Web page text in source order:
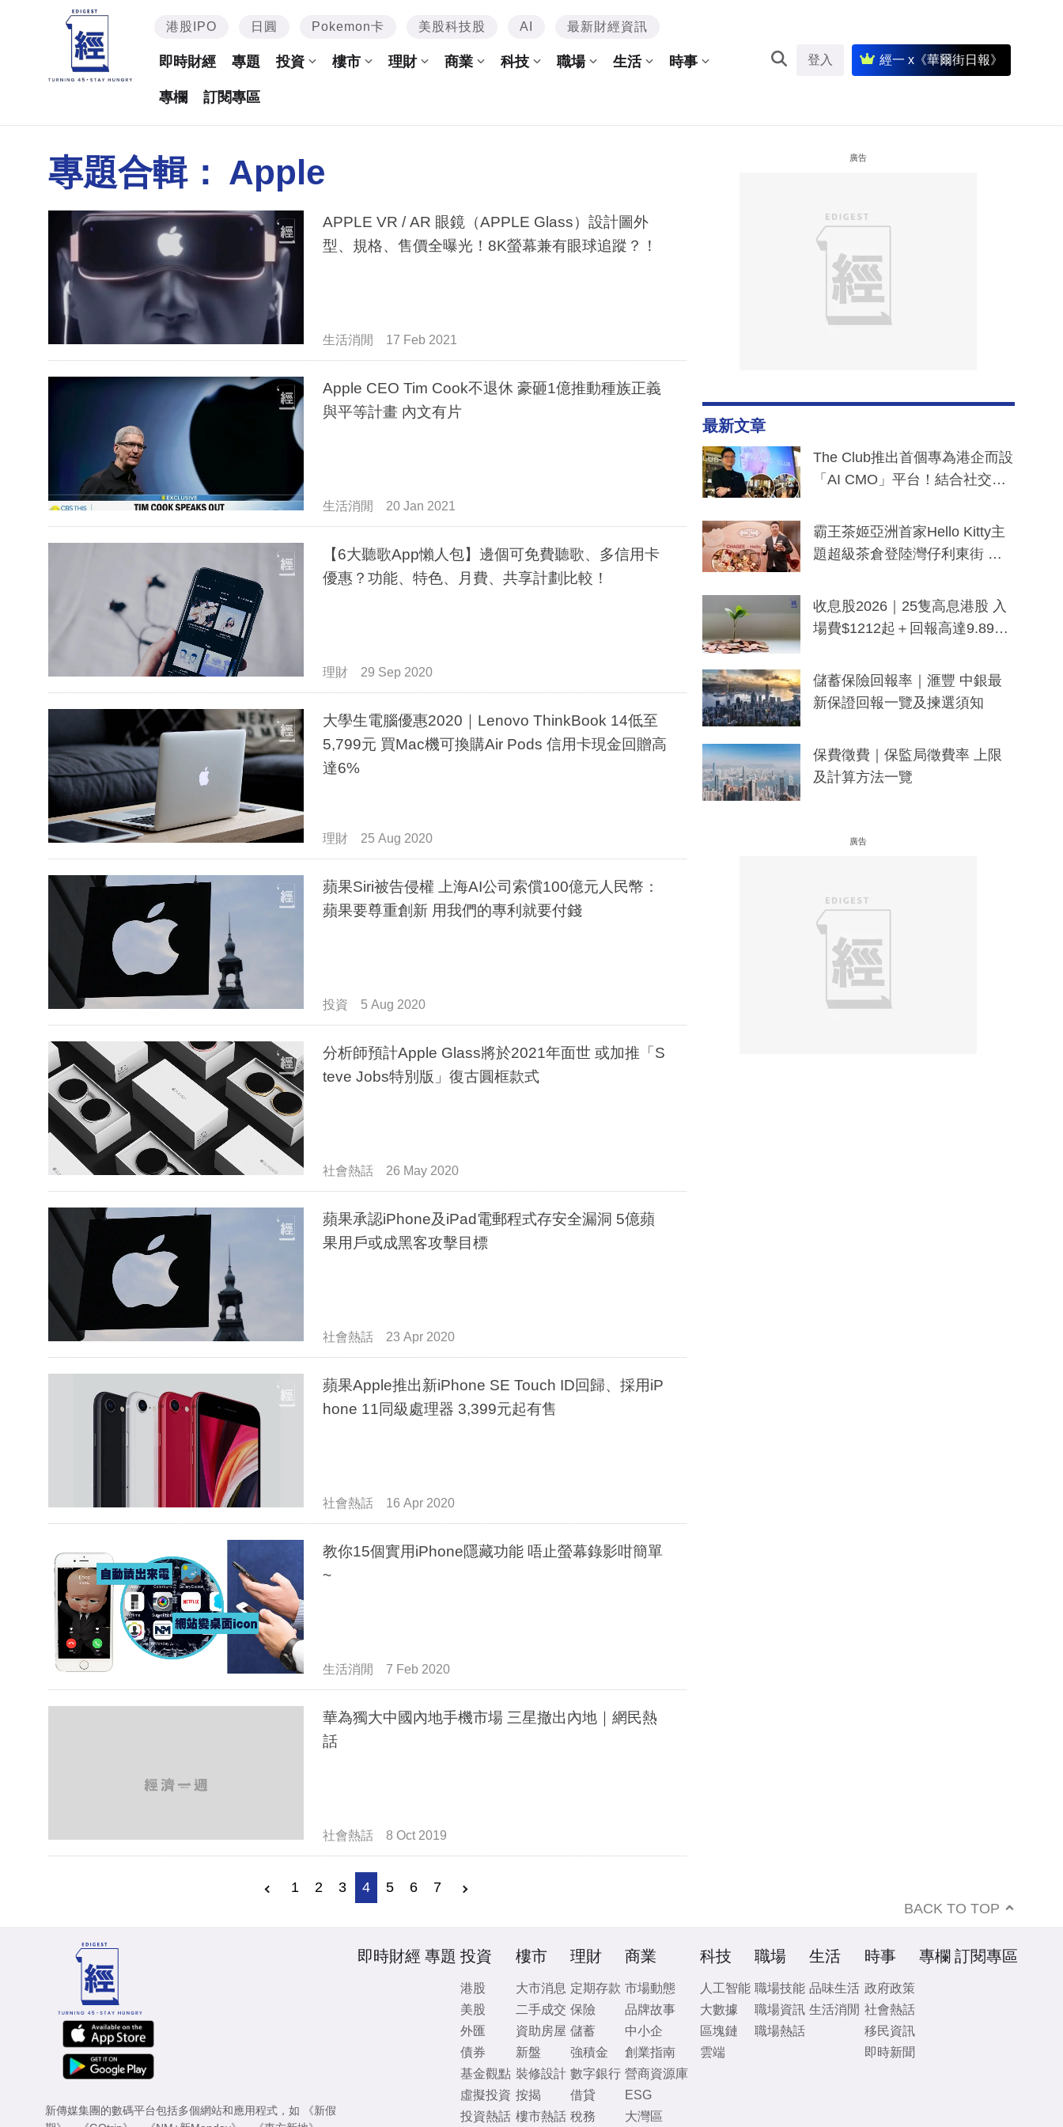
港股IPO 日圓 Pokemon卡 美股科技股 AI 最新財經資訊
即時財經 專題 投資 樓市 理財 商業 科技 職場 生活 時事
專欄 訂閱專區
登入 經一 x《華爾街日報》
專題合輯： Apple
APPLE VR / AR 眼鏡（APPLE Glass）設計圖外
型、規格、售價全曝光！8K螢幕兼有眼球追蹤？！
生活消閒 17 Feb 2021
Apple CEO Tim Cook不退休 豪砸1億推動種族正義
與平等計畫 內文有片
生活消閒 20 Jan 2021
【6大聽歌App懶人包】邊個可免費聽歌、多信用卡
優惠？功能、特色、月費、共享計劃比較！
理財 29 Sep 2020
大學生電腦優惠2020｜Lenovo ThinkBook 14低至
5,799元 買Mac機可換購Air Pods 信用卡現金回贈高
達6%
理財 25 Aug 2020
蘋果Siri被告侵權 上海AI公司索償100億元人民幣：
蘋果要尊重創新 用我們的專利就要付錢
投資 5 Aug 2020
分析師預計Apple Glass將於2021年面世 或加推「S
teve Jobs特別版」復古圓框款式
社會熱話 26 May 2020
蘋果承認iPhone及iPad電郵程式存安全漏洞 5億蘋
果用戶或成黑客攻擊目標
社會熱話 23 Apr 2020
蘋果Apple推出新iPhone SE Touch ID回歸、採用iP
hone 11同級處理器 3,399元起有售
社會熱話 16 Apr 2020
教你15個實用iPhone隱藏功能 唔止螢幕錄影咁簡單
~
生活消閒 7 Feb 2020
華為獨大中國內地手機市場 三星撤出內地｜網民熱
話
社會熱話 8 Oct 2019
1 2 3 4 5 6 7
廣告
最新文章
The Club推出首個專為港企而設
「AI CMO」平台！結合社交聆
分鐘生成「貼地」宣傳短片
霸王茶姬亞洲首家Hello Kitty主
題超級茶倉登陸灣仔利東街 推
y及香港限定特調系列
收息股2026｜25隻高息港股 入
場費$1212起＋回報高達9.89
儲蓄保險回報率｜滙豐 中銀最
新保證回報一覽及揀選須知
保費徵費｜保監局徵費率 上限
及計算方法一覽
廣告
BACK TO TOP
新傳媒集團的數碼平台包括多個網站和應用程式，如
《新假
即時財經 專題 投資
港股
美股
外匯
債券
基金觀點
虛擬投資
投資熱話
樓市
大市消息
二手成交
資助房屋
新盤
裝修設計
按揭
樓市熱話
理財
定期存款
保險
儲蓄
強積金
數字銀行
借貸
稅務
商業
市場動態
品牌故事
中小企
創業指南
營商資源庫
ESG
大灣區
科技
人工智能
大數據
區塊鏈
雲端
職場
職場技能
職場資訊
職場熱話
生活
品味生活
生活消閒
時事
政府政策
社會熱話
移民資訊
即時新聞
專欄 訂閱專區